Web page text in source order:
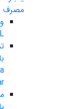
مصرف